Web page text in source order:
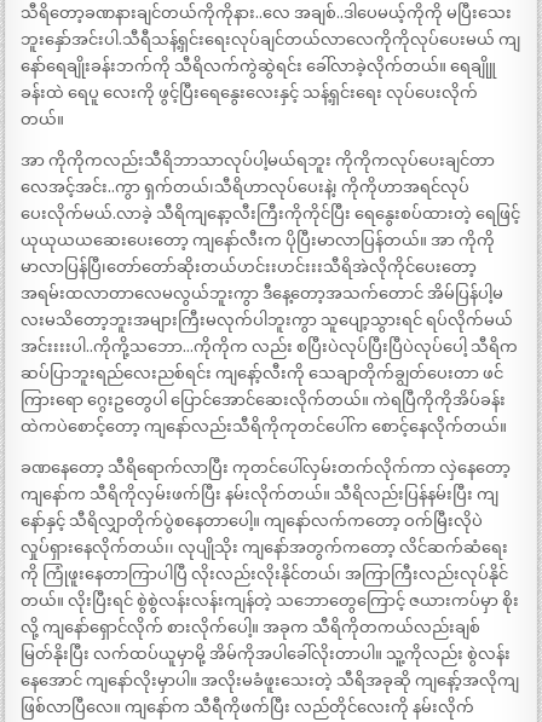
သီရိတော့ခဏနားချင်တယ်ကိုကိုနား..လေ အချစ်..ဒါပေမယ့်ကိုကို မပြီးသေး
ဘူးနှော်အင်းပါ.သီရီသန့်ရှင်းရေးလုပ်ချင်တယ်လာလေကိုကိုလုပ်ပေးမယ် ကျ
နော်ရေချိုးခန်းဘက်ကို သီရိလက်ကွဲဆွဲရင်း ခေါ်လာခဲ့လိုက်တယ်။ ရေချိုူ
ခန်းထဲ ရေပူ လေးကို ဖွင့်ပြီးရေနွေးလေးနှင့် သန့်ရှင်းရေး လုပ်ပေးလိုက်
တယ်။
အာ ကိုကိုကလည်းသီရိဘာသာလုပ်ပါ့မယ်ရဘူး ကိုကိုကလုပ်ပေးချင်တာ
လေအင့်အင်း..ကွာ ရှက်တယ်၊သီရိဟာလုပ်ပေးနဲ့၊ ကိုကိုဟာအရင်လုပ်
ပေးလိုက်မယ်.လာခဲ့ သီရိကျနော့လီးကြီးကိုကိုင်ပြီး ရေနွေးစပ်ထားတဲ့ ရေဖြင့်
ယုယုယယဆေးပေးတော့ ကျနော်လီးက ပိုပြီးမာလာပြန်တယ်။ အာ ကိုကို
မာလာပြန်ပြီ၊တော်တော်ဆိုးတယ်ဟင်းးဟင်းးးသီရိအဲလိုကိုင်ပေးတော့
အရမ်းထလာတာလေမလွယ်ဘူးကွာ ဒီနေ့တော့အသက်တောင် အိမ်ပြန်ပါ့မ
လးမသိတော့ဘူးအများကြီးမလုက်ပါဘူးကွာ သူပျော့သွားရင် ရပ်လိုက်မယ်
အင်းးးးပါ..ကိုကို့သဘော…ကိုကိုက လည်း စပြီးပဲလုပ်ပြီးပြီပဲလုပ်ပေါ့ သီရိက
ဆပ်ပြာဘူးရည်လေးညစ်ရင်း ကျနော့်လီးကို သေချာတိုက်ချွတ်ပေးတာ ဖင်
ကြားရော ဂွေးဥတွေပါ ပြောင်အောင်ဆေးလိုက်တယ်။ ကဲရပြီကိုကိုအိပ်ခန်း
ထဲကပဲစောင့်တော့ ကျနော်လည်းသီရိကိုကုတင်ပေါ်က စောင့်နေလိုက်တယ်။
ခဏနေတော့ သီရိရောက်လာပြီး ကုတင်ပေါ်လှမ်းတက်လိုက်ကာ လှဲနေတော့
ကျနော်က သီရိကိုလှမ်းဖက်ပြီး နမ်းလိုက်တယ်။ သီရိလည်းပြန်နမ်းပြီး ကျ
နော်နှင့် သီရိလျှာတိုက်ပွဲစနေတာပေါ့။ ကျနော်လက်ကတော့ ဝက်မြီးလိုပဲ
လှုပ်ရှားနေလိုက်တယ်၊၊ လုပျိုသိုး ကျနော်အတွက်ကတော့ လိင်ဆက်ဆံရေး
ကို ကြုံဖူးနေတာကြာပါပြီ လိုးလည်းလိုးနိုင်တယ်၊ အကြာကြီးလည်းလုပ်နိုင်
တယ်။ လိုးပြီးရင် စွဲစွဲလန်းလန်းကျန်တဲ့ သဘောတွေကြောင့် ဇယားကပ်မှာ စိုး
လို့ ကျနော်ရှောင်လိုက် စားလိုက်ပေါ့။ အခုက သီရိကိုတကယ်လည်းချစ်
မြတ်နိုးပြီး လက်ထပ်ယူမှာမို့ အိမ်ကိုအပါခေါ်လိုးတာပါ။ သူ့ကိုလည်း စွဲလန်း
နေအောင် ကျနော်လိုးမှာပါ။ အလိုးမခံဖူးသေးတဲ့ သီရိအခုဆို ကျနော့်အလိုကျ
ဖြစ်လာပြီလေ။ ကျနော်က သီရီကိုဖက်ပြီး လည်တိုင်လေးကို နမ်းလိုက်